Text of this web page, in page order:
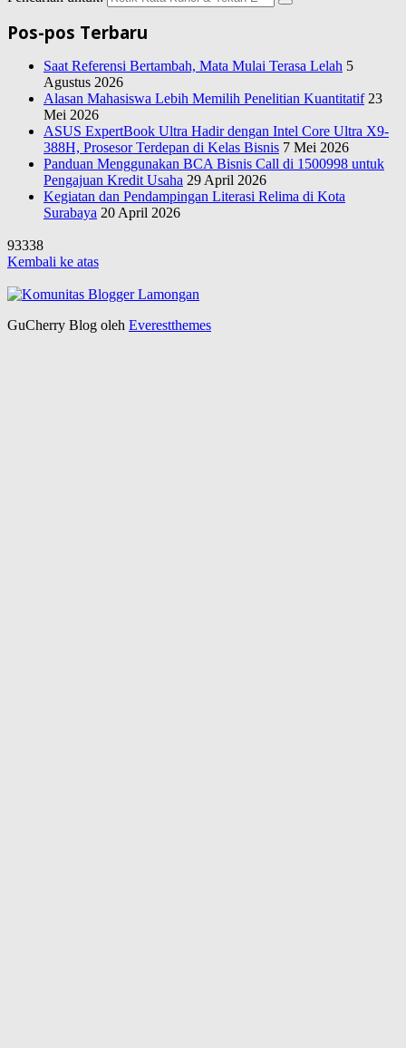
Pos-pos Terbaru
Saat Referensi Bertambah, Mata Mulai Terasa Lelah 5
Agustus 2026
Alasan Mahasiswa Lebih Memilih Penelitian Kuantitatif 23
Mei 2026
ASUS ExpertBook Ultra Hadir dengan Intel Core Ultra X9-
388H, Prosesor Terdepan di Kelas Bisnis 7 Mei 2026
Panduan Menggunakan BCA Bisnis Call di 1500998 untuk
Pengajuan Kredit Usaha 29 April 2026
Kegiatan dan Pendampingan Literasi Relima di Kota
Surabaya 20 April 2026
93338
Kembali ke atas
GuCherry Blog oleh Everestthemes